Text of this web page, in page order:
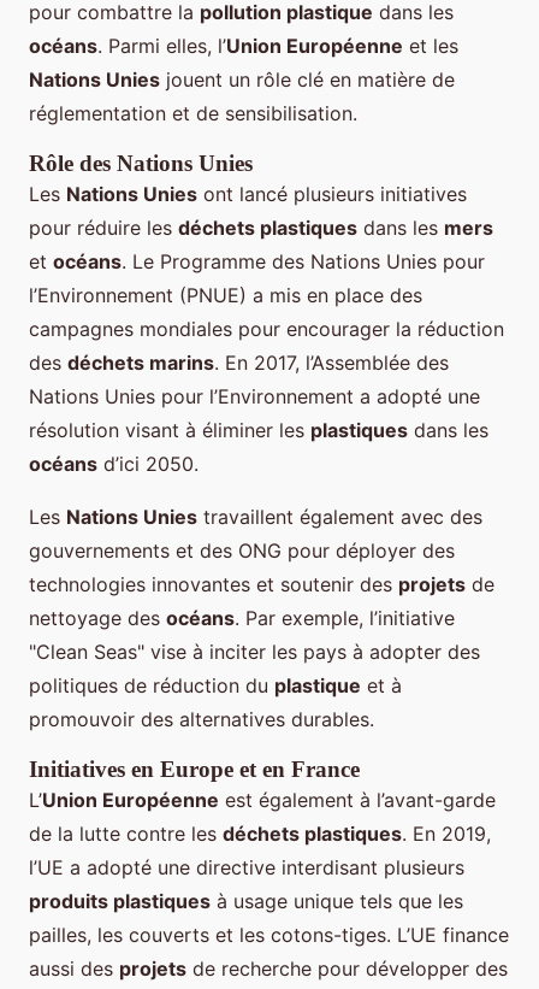
pour combattre la pollution plastique dans les
océans. Parmi elles, l’Union Européenne et les
Nations Unies jouent un rôle clé en matière de
réglementation et de sensibilisation.
Rôle des Nations Unies
Les Nations Unies ont lancé plusieurs initiatives
pour réduire les déchets plastiques dans les mers
et océans. Le Programme des Nations Unies pour
l’Environnement (PNUE) a mis en place des
campagnes mondiales pour encourager la réduction
des déchets marins. En 2017, l’Assemblée des
Nations Unies pour l’Environnement a adopté une
résolution visant à éliminer les plastiques dans les
océans d’ici 2050.
Les Nations Unies travaillent également avec des
gouvernements et des ONG pour déployer des
technologies innovantes et soutenir des projets de
nettoyage des océans. Par exemple, l’initiative
"Clean Seas" vise à inciter les pays à adopter des
politiques de réduction du plastique et à
promouvoir des alternatives durables.
Initiatives en Europe et en France
L’Union Européenne est également à l’avant-garde
de la lutte contre les déchets plastiques. En 2019,
l’UE a adopté une directive interdisant plusieurs
produits plastiques à usage unique tels que les
pailles, les couverts et les cotons-tiges. L’UE finance
aussi des projets de recherche pour développer des